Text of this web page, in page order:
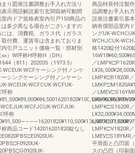
り図発注書調整お手入れ方法リ
示用語解説索引玄関収納可動間
内ドア規格表室内引戸150商品の
多少異なる場合がございますの
は、消費税、ガラス代（ガラス
付費、運賃等は含まれておりま
引戸ユニット価格一覧・部材別
）W呼称H呼称H（DH）
（811）202035（1973.5）
WCEUK-WCFケーシング付ノンケ
シングケーシング付ノンケーシ
WCEUK-WCFCUK-WCFUK-
呼称
WCFJCUK-WCFJUK-
呼称
商品コード142016201820錠なし
商品特長特注製
品調整お手入れ
説発注書索引基
納有償部品室内
ングUK-
WCHJCUK-
格1420錠付1620
／
LMPK□R1820R／
／
LMPK□S1620R
LMPK□T1820R
LMPK□V1820R
LMEV□S18YMR
平滑面と凸凹面
スの凸凹（印刷